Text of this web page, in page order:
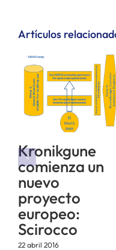
Artículos
Kronikgune
comienza un
nuevo
proyecto
europeo:
Scirocco
22 abril 2016